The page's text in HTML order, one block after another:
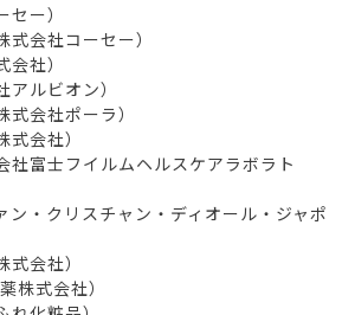
ー）
会社コーセー）
社）
ルビオン）
会社ポーラ）
会社）
社富士フイルムヘルスケアラボラト
ン・クリスチャン・ディオール・ジャポ
会社）
株式会社）